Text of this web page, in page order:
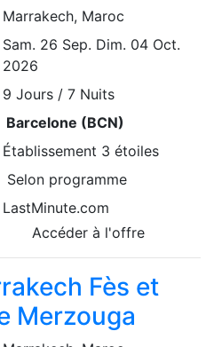
Marrakech, Maroc
Sam. 26 Sep. Dim. 04 Oct.
2026
9 Jours / 7 Nuits
Barcelone (BCN)
Établissement 3 étoiles
Selon programme
LastMinute.com
Accéder à l'offre
Fès et
Merzouga